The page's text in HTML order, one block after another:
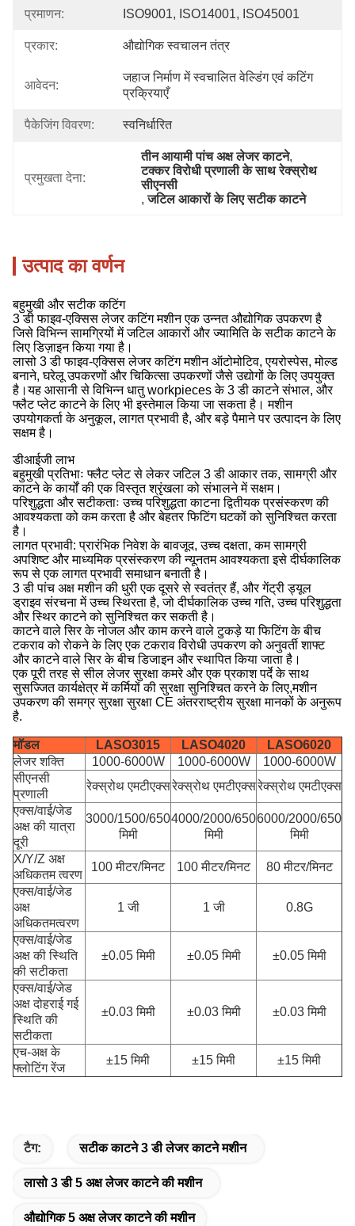
प्रमाणन: ISO9001, ISO14001, ISO45001
प्रकार: औद्योगिक स्वचालन तंत्र
आवेदन:
जहाज निर्माण में स्वचालित वेल्डिंग एवं कटिंग
प्रक्रियाएँ
पैकेजिंग विवरण: स्वनिर्धारित
प्रमुखता देना:
तीन आयामी पांच अक्ष लेजर काटने,
टक्कर विरोधी प्रणाली के साथ रेक्स्रोथ
सीएनसी
, जटिल आकारों के लिए सटीक काटने
उत्पाद का वर्णन
बहुमुखी और सटीक कटिंग
3 डी फाइव-एक्सिस लेजर कटिंग मशीन एक उन्नत औद्योगिक उपकरण है
जिसे विभिन्न सामग्रियों में जटिल आकारों और ज्यामिति के सटीक काटने के
लिए डिज़ाइन किया गया है।
लासो 3 डी फाइव-एक्सिस लेजर कटिंग मशीन ऑटोमोटिव, एयरोस्पेस, मोल्ड
बनाने, घरेलू उपकरणों और चिकित्सा उपकरणों जैसे उद्योगों के लिए उपयुक्त
है।यह आसानी से विभिन्न धातु workpieces के 3 डी काटने संभाल, और
फ्लैट प्लेट काटने के लिए भी इस्तेमाल किया जा सकता है। मशीन
उपयोगकर्ता के अनुकूल, लागत प्रभावी है, और बड़े पैमाने पर उत्पादन के लिए
सक्षम है।
डीआईजी लाभ
बहुमुखी प्रतिभाः फ्लैट प्लेट से लेकर जटिल 3 डी आकार तक, सामग्री और
काटने के कार्यों की एक विस्तृत श्रृंखला को संभालने में सक्षम।
परिशुद्धता और सटीकताः उच्च परिशुद्धता काटना द्वितीयक प्रसंस्करण की
आवश्यकता को कम करता है और बेहतर फिटिंग घटकों को सुनिश्चित करता
है।
लागत प्रभावी: प्रारंभिक निवेश के बावजूद, उच्च दक्षता, कम सामग्री
अपशिष्ट और माध्यमिक प्रसंस्करण की न्यूनतम आवश्यकता इसे दीर्घकालिक
रूप से एक लागत प्रभावी समाधान बनाती है।
3 डी पांच अक्ष मशीन की धुरी एक दूसरे से स्वतंत्र हैं, और गेंट्री ड्यूल
ड्राइव संरचना में उच्च स्थिरता है, जो दीर्घकालिक उच्च गति, उच्च परिशुद्धता
और स्थिर काटने को सुनिश्चित कर सकती है।
काटने वाले सिर के नोजल और काम करने वाले टुकड़े या फिटिंग के बीच
टकराव को रोकने के लिए एक टकराव विरोधी उपकरण को अनुवर्ती शाफ्ट
और काटने वाले सिर के बीच डिजाइन और स्थापित किया जाता है।
एक पूरी तरह से सील लेजर सुरक्षा कमरे और एक प्रकाश पर्दे के साथ
सुसज्जित कार्यक्षेत्र में कर्मियों की सुरक्षा सुनिश्चित करने के लिए,मशीन
उपकरण की समग्र सुरक्षा सुरक्षा CE अंतरराष्ट्रीय सुरक्षा मानकों के अनुरूप
है.
मॉडल LASO3015 LASO4020
LASO6020
लेजर शक्ति
1000-6000W 1000-6000W
1000-6000W
सीएनसी
प्रणाली
रेक्स्रोथ एमटीएक्सरेक्स्रोथ एमटीएक्सरेक्स्रोथ एमटीएक्स
एक्स/वाई/जेड
अक्ष की यात्रा
दूरी
3000/1500/650
मिमी
4000/2000/650
मिमी
6000/2000/650
मिमी
X/Y/Z अक्ष
अधिकतम त्वरण
100 मीटर/मिनट 100 मीटर/मिनट
80 मीटर/मिनट
एक्स/वाई/जेड
अक्ष
अधिकतमत्वरण
1 जी 1 जी 0.8G
एक्स/वाई/जेड
अक्ष की स्थिति
की सटीकता
±0.05 मिमी ±0.05 मिमी ±0.05 मिमी
एक्स/वाई/जेड
अक्ष दोहराई गई
स्थिति की
सटीकता
±0.03 मिमी ±0.03 मिमी ±0.03 मिमी
एच-अक्ष के
फ्लोटिंग रेंज
±15 मिमी ±15 मिमी ±15 मिमी
टैग: सटीक काटने 3 डी लेजर काटने मशीन
लासो 3 डी 5 अक्ष लेजर काटने की मशीन
औद्योगिक 5 अक्ष लेजर काटने की मशीन